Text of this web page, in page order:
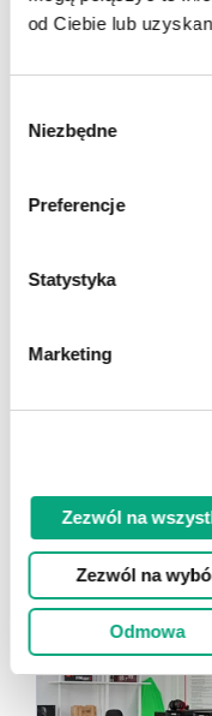
od Ciebie lub
zgody
Niezbędne
Preferencje
Statystyka
Marketing
Zezwól na
Zezwól na
Odmowa